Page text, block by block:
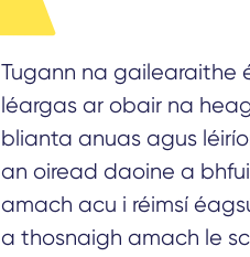
Tugann na gailearaithe
léargas ar obair na
blianta anuas agus
an oiread daoine a
amach acu i réimsí
a thosnaigh amach le